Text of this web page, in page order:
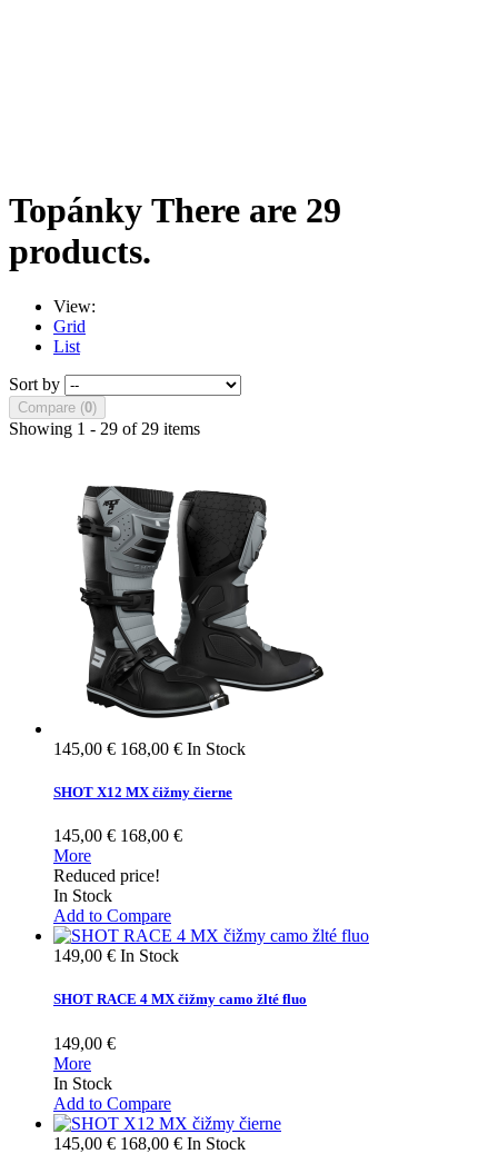
Topánky There are 29
products.
View:
Grid
List
Sort by
Compare (0)
Showing 1 - 29 of 29 items
145,00 € 168,00 € In Stock
SHOT X12 MX čižmy čierne
145,00 € 168,00 €
More
Reduced price!
In Stock
Add to Compare
149,00 € In Stock
SHOT RACE 4 MX čižmy camo žlté fluo
149,00 €
More
In Stock
Add to Compare
145,00 € 168,00 € In Stock